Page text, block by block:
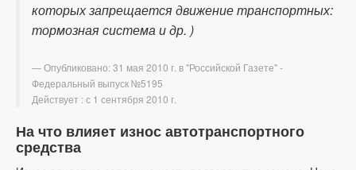
которых запрещается движение транспортных:
тормозная система и др. )
Опубликовано: 31 мая 2010 г. в "Российской Газете" -
Федеральный выпуск №5195
Действует : с 1 сентября 2010 г.
На что влияет износ автотранспортного
средства